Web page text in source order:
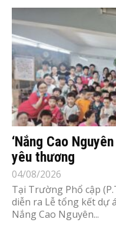
‘Nắng Cao
yêu thương
04/08/2026
Tại Trường Phổ cập
diễn ra Lễ tổng kết dự
Nắng Cao Nguyên...